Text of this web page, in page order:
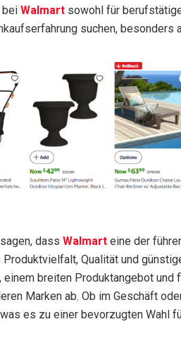
bei Walmart sowohl für
suchen, besonders
dass Walmart eine der
Produktvielfalt, Qualität und
breiten Produktangebot
Marken ab. Ob im Geschäft
es zu einer bevorzugten Wahl